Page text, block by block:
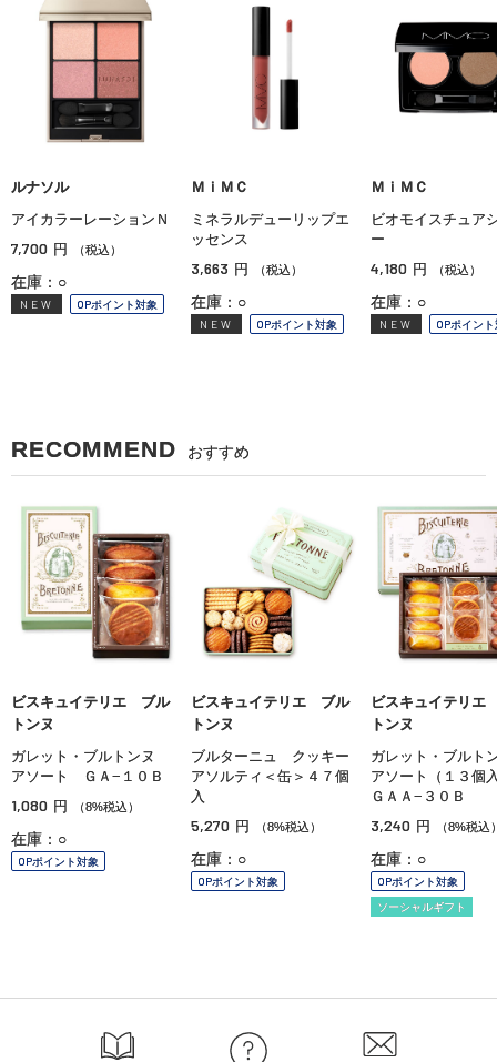
ルナソル
アイカラーレーションＮ
7,700 円 （税込）
在庫：○
NEW OPポイント対象
ＭｉＭＣ
ミネラルデューリップエ
ッセンス
3,663 円 （税込）
在庫：○
NEW OPポイント対象
ＭｉＭＣ
ビオモイスチュア
ー
4,180 円 （税込）
在庫：○
NEW OPポイン
RECOMMEND おすすめ
ビスキュイテリエ ブル
トンヌ
ガレット・ブルトンヌ
アソート ＧＡ−１０Ｂ
1,080 円 （8%税込）
在庫：○
OPポイント対象
ビスキュイテリエ ブル
トンヌ
ブルターニュ クッキー
アソルティ＜缶＞４７個
入
5,270 円 （8%税込）
在庫：○
OPポイント対象
ビスキュイテリ
トンヌ
ガレット・ブル
アソート（１３個
ＧＡＡ−３０Ｂ
3,240 円 （8%税込
在庫：○
OPポイント対象
ソーシャルギフト